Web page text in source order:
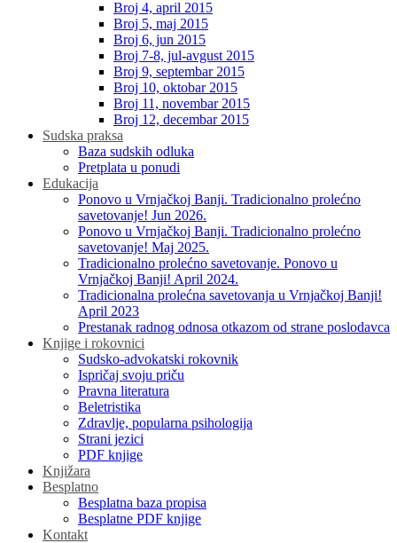
Broj 4, april 2015
Broj 5, maj 2015
Broj 6, jun 2015
Broj 7-8, jul-avgust 2015
Broj 9, septembar 2015
Broj 10, oktobar 2015
Broj 11, novembar 2015
Broj 12, decembar 2015
Sudska praksa
Baza sudskih odluka
Pretplata u ponudi
Edukacija
Ponovo u Vrnjačkoj Banji. Tradicionalno prolećno
savetovanje! Jun 2026.
Ponovo u Vrnjačkoj Banji. Tradicionalno prolećno
savetovanje! Maj 2025.
Tradicionalno prolećno savetovanje. Ponovo u
Vrnjačkoj Banji! April 2024.
Tradicionalna prolećna savetovanja u Vrnjačkoj Banji!
April 2023
Prestanak radnog odnosa otkazom od strane poslodavca
Knjige i rokovnici
Sudsko-advokatski rokovnik
Ispričaj svoju priču
Pravna literatura
Beletristika
Zdravlje, popularna psihologija
Strani jezici
PDF knjige
Knjižara
Besplatno
Besplatna baza propisa
Besplatne PDF knjige
Kontakt